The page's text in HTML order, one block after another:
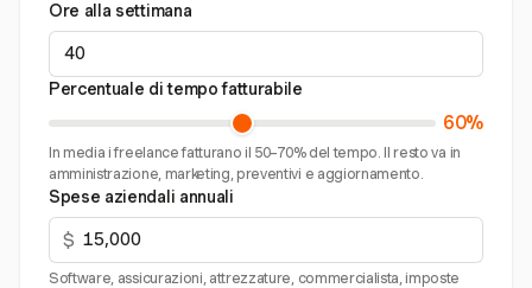
Ore alla settimana
Percentuale di tempo fatturabile
60%
In media i freelance fatturano il 50–70% del tempo. Il resto va in
amministrazione, marketing, preventivi e aggiornamento.
Spese aziendali annuali
$
Software, assicurazioni, attrezzature, commercialista, imposte